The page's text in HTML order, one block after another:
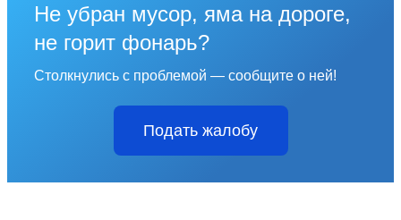
Не убран мусор, яма на дороге,
не горит фонарь?
Столкнулись с проблемой — сообщите о ней!
Подать жалобу